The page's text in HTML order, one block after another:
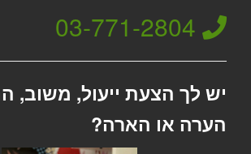
03-771-2804
יש לך הצעת ייעול, משוב,
הערה או הארה?